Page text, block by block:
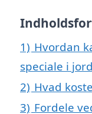
1) Hvordan
speciale i
2) Hvad
3) Fordele